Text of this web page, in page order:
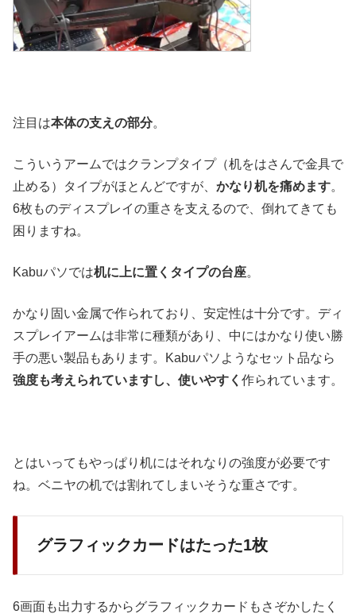
注目は本体の支えの部分。
こういうアームではクランプタイプ（机をはさんで金具で
止める）タイプがほとんどですが、 かなり机を痛めます。
6枚ものディスプレイの重さを支えるので、倒れてきても
困りますね。
Kabuパソでは机に上に置くタイプの台座。
かなり固い金属で作られており、安定性は十分です。ディ
スプレイアームは非常に種類があり、中にはかなり使い勝
手の悪い製品もあります。Kabuパソようなセット品なら
強度も考えられていますし、使いやすく 作られています。
とはいってもやっぱり机にはそれなりの強度が必要です
ね。ベニヤの机では割れてしまいそうな重さです。
グラフィックカードはたった1枚
6画面も出力するからグラフィックカードもさぞかしたく